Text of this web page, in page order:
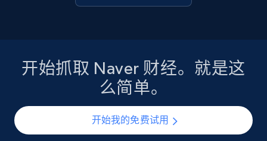
开始抓取 Naver 财经。就是这
么简单。
开始我的免费试用